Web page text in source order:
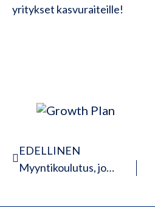
yritykset kasvuraiteille!
EDELLINEN
Myyntikoulutus, joka iski suoraan takaraivoon